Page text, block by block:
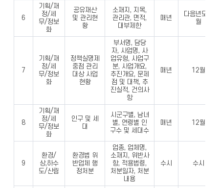
6
기획/재
정/세
무/정보
화
공유재산
및 관리현
황
소재지, 지목,
관리관, 면적,
대부제한
매년
다음년도 7
월
7
기획/재
정/세
무/정보
화
정책실명제
중점 관리
대상 사업
현황
부서명, 담당
자, 사업명, 사
업유형, 사업구
분, 사업개요,
추진개요, 문제
점 및 대책, 추
진실적, 건의사
항
매년 12월
8
기획/재
정/세
무/정보
화
인구 및 세
대
시군구별, 남녀
별, 연령별 인
구수 및 세대수
매년 12월
9
환경/
상,하수
도/산림
환경법 위
반업체 행
정처분
업종, 업체명,
소재지, 위반사
항, 적용법령,
처분일자, 처분
내용
수시 수시